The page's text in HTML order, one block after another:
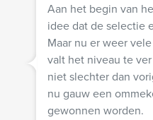
Aan het begin van
idee dat de selectie
Maar nu er weer
valt het niveau te
niet slechter dan
nu gauw een
gewonnen worden.